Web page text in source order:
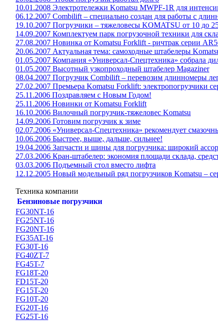
10.01.2008 Электротележки Komatsu MWPF-1R для
06.12.2007 Combilift – специально создан для работы с
19.10.2007 Погрузчики – тяжеловесы KOMATSU от 10 до
14.09.2007 Комплектуем парк погрузочной техники для
27.08.2007 Новинка от Komatsu Forklift - ричтрак серии
20.06.2007 Актуальная тема: самоходные штабелеры
01.05.2007 Компания «Универсал-Спецтехника» собрала
01.05.2007 Высотный узкопроходный штабелер Magaziner
08.04.2007 Погрузчик Combilift – перевозим длинномеры
27.02.2007 Премьера Komatsu Forklift: электропогрузчики
25.11.2006 Поздравляем с Новым Годом!
25.11.2006 Новинки от Komatsu Forklift
16.10.2006 Вилочный погрузчик-тяжеловес Komatsu
14.09.2006 Готовим погрузчик к зиме
02.07.2006 «Универсал-Спецтехника» рекомендует
10.06.2006 Быстрее, выше, дальше, сильнее!
19.04.2006 Запчасти и шины для погрузчика: широкий
27.03.2006 Кран-штабелер: экономия площади склада,
03.03.2006 Подъемный стол вместо лифта
12.12.2005 Новый модельный ряд погрузчиков Komatsu –
Техника компании
Бензиновые погрузчики
FG30NT-16
FG25NT-16
FG20NT-16
FG35AT-16
FG30T-16
FG40ZT-7
FG45T-7
FG18T-20
FD15T-20
FG15T-20
FG10T-20
FG20T-16
FG25T-16